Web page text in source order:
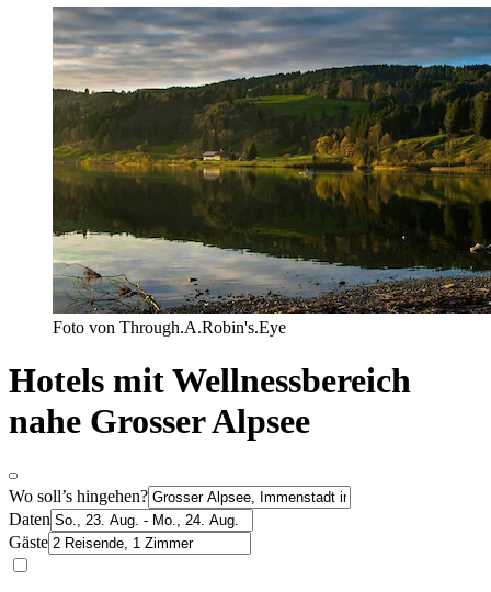
Foto von Through.A.Robin's.Eye
Hotels mit Wellnessbereich
nahe Grosser Alpsee
Wo soll’s hingehen?
Daten
Gäste